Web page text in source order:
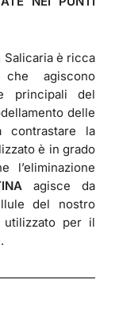
Salicaria è ricca
agiscono
principali del
delle
contrastare la
è in grado
agisce da
del nostro
utilizzato per il